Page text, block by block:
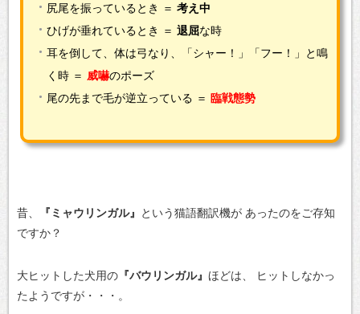
尻尾を振っているとき ＝ 考え中
ひげが垂れているとき ＝ 退屈な時
耳を倒して、体は弓なり、「シャー！」「フー！」と鳴
く時 ＝ 威嚇のポーズ
尾の先まで毛が逆立っている ＝ 臨戦態勢
昔、 『ミャウリンガル』 という猫語翻訳機が あったのをご存知
ですか？
大ヒットした犬用の 『バウリンガル』 ほどは、
ヒットしなかっ
たようですが・・・。